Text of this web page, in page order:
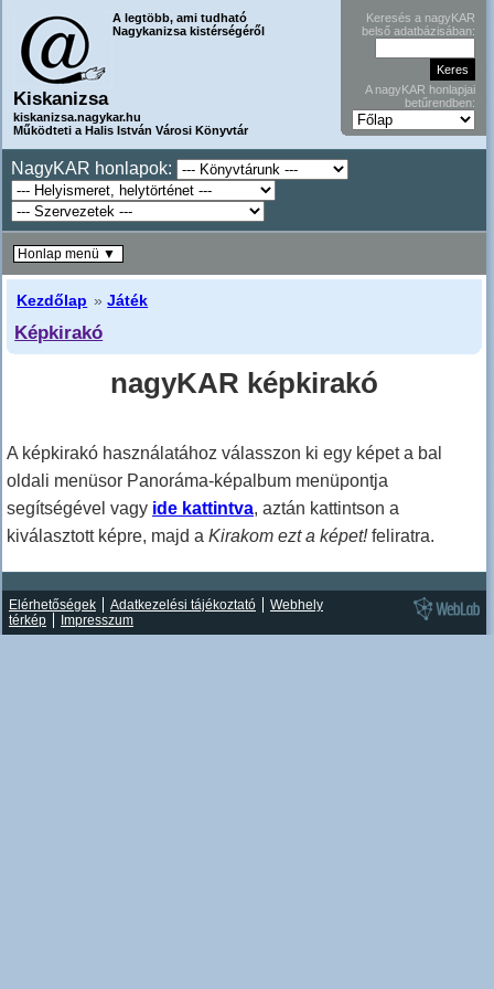
A legtöbb, ami tudható
Nagykanizsa kistérségéről
Kiskanizsa
kiskanizsa.nagykar.hu
Működteti a Halis István Városi Könyvtár
Keresés a nagyKAR
belső adatbázisában:
A nagyKAR honlapjai
betűrendben:
NagyKAR honlapok:
Kezdőlap »Játék
Képkirakó
nagyKAR képkirakó
A képkirakó használatához válasszon ki egy képet a bal
oldali menüsor Panoráma-képalbum menüpontja
segítségével vagy ide kattintva, aztán kattintson a
kiválasztott képre, majd a Kirakom ezt a képet!feliratra.
Honlap menü ▼
Elérhetőségek Adatkezelési tájékoztató
Webhely
térkép
Impresszum